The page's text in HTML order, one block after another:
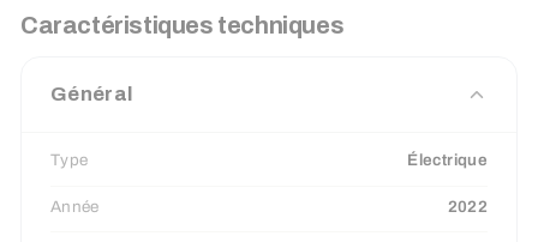
Caractéristiques techniques
Général
Type Électrique
Année 2022